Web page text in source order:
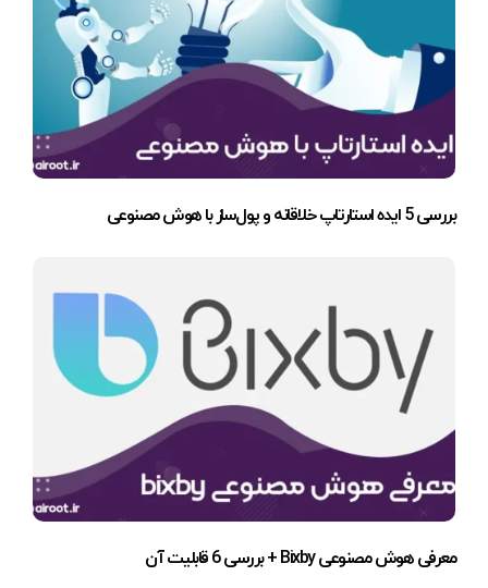
بررسی 5 ایده استارتاپ خلاقانه و پول‌ساز با هوش مصنوعی
معرفی هوش مصنوعی Bixby + بررسی 6 قابلیت آن